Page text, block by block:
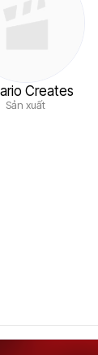
Creates
Sản xuất